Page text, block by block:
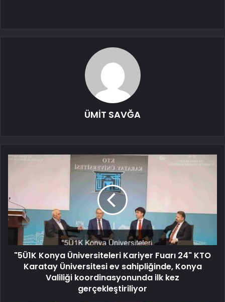
ÜMİT SAVĞA
"5Ü1K Konya Üniversiteleri Kariyer Fuarı 24" KTO
Karatay Üniversitesi ev sahipliğinde, Konya
Valiliği koordinasyonunda ilk kez
gerçekleştiriliyor